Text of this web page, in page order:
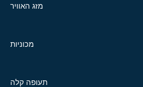
מזג האוויר
מכוניות
תעופה קלה